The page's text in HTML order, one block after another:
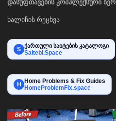
ხალიჩის რეცხვა
S ქართული საიტების კატალოგი
Saitebi.Space
H
Home Problems & Fix Guides
HomeProblemFix.space